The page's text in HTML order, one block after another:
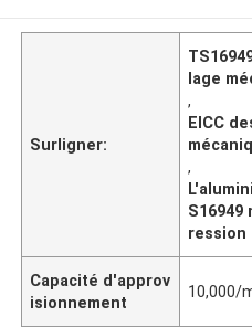
Surligner:
lage
,
EICC
,
S16949
ression
Capacité d'approv
isionnement
10,000/